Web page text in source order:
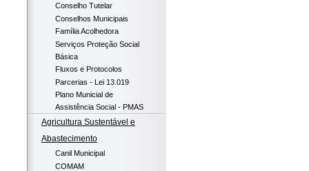
Conselho Tutelar
Conselhos Municipais
Família Acolhedora
Serviços Proteção Social
Básica
Fluxos e Protocolos
Parcerias - Lei 13.019
Plano Municial de
Assistência Social - PMAS
Agricultura Sustentável e
Abastecimento
Canil Municipal
COMAM